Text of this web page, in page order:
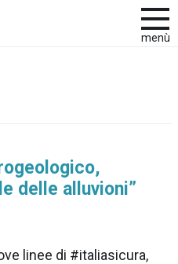
menù
delle alluvioni”
linee di #italiasicura,